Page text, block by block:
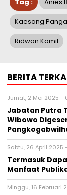
Tag : Anies
Kaesang
Ridwan Kamil
BERITA
Jumat, 2 Mei 2025 -
Jabatan Putra
Wibowo
Sabtu, 26 April 2025
Termasuk
Manfaat
Minggu, 16 Februari